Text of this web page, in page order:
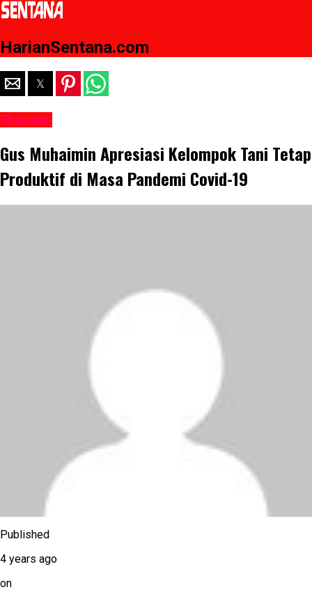
HarianSentana.com
Ekonomi
Gus Muhaimin Apresiasi Kelompok Tani Tetap
Produktif di Masa Pandemi Covid-19
Published
4 years ago
on